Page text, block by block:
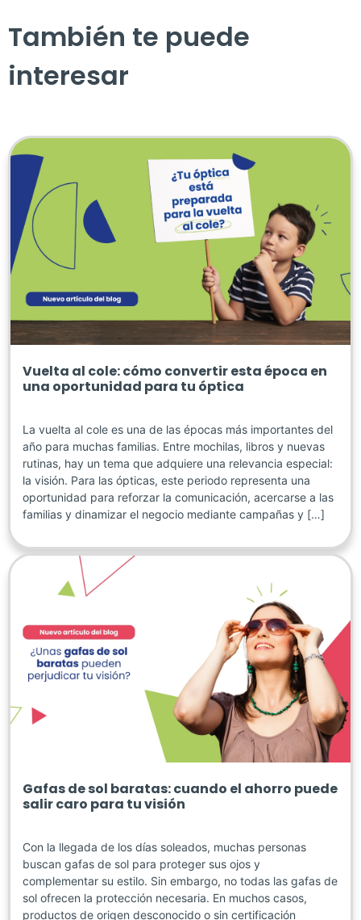
También te puede
interesar
Vuelta al cole: cómo convertir esta época en
una oportunidad para tu óptica
La vuelta al cole es una de las épocas más importantes del
año para muchas familias. Entre mochilas, libros y nuevas
rutinas, hay un tema que adquiere una relevancia especial:
la visión. Para las ópticas, este periodo representa una
oportunidad para reforzar la comunicación, acercarse a las
familias y dinamizar el negocio mediante campañas y […]
Gafas de sol baratas: cuando el ahorro puede
salir caro para tu visión
Con la llegada de los días soleados, muchas personas
buscan gafas de sol para proteger sus ojos y
complementar su estilo. Sin embargo, no todas las gafas de
sol ofrecen la protección necesaria. En muchos casos,
productos de origen desconocido o sin certificación